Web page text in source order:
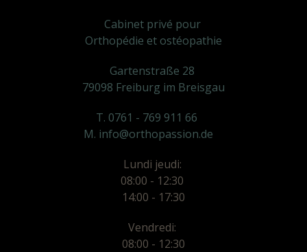
Cabinet privé pour
Orthopédie et ostéopathie
Gartenstraße 28
79098 Freiburg im Breisgau
T. 0761 - 769 911 66
M. info@orthopassion.de
Lundi jeudi:
08:00 - 12:30
14:00 - 17:30
Vendredi:
08:00 - 12:30